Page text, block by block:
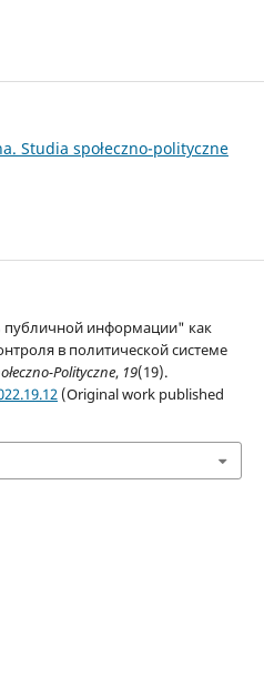
Studia społeczno-polityczne
публичной информации" как
в политической системе
Polityczne, 19(19).
(Original work published